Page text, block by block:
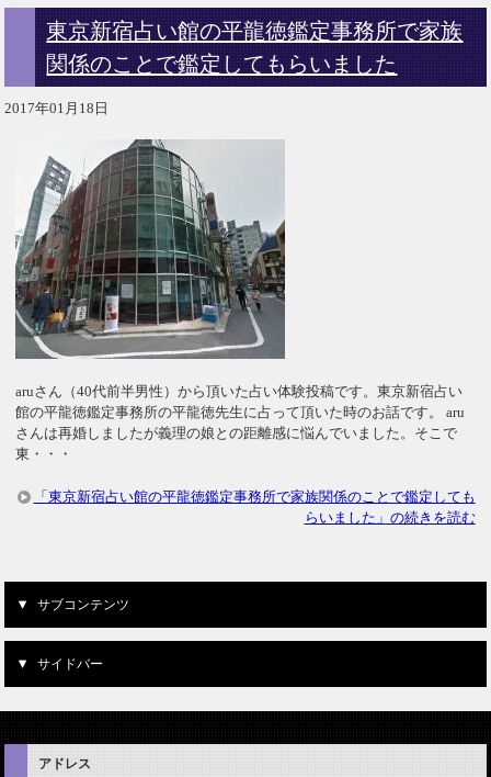
東京新宿占い館の平龍徳鑑定事務所で家族
関係のことで鑑定してもらいました
2017年01月18日
aruさん（40代前半男性）から頂いた占い体験投稿です。東京新宿占い
館の平龍徳鑑定事務所の平龍徳先生に占って頂いた時のお話です。 aru
さんは再婚しましたが義理の娘との距離感に悩んでいました。そこで
東・・・
「東京新宿占い館の平龍徳鑑定事務所で家族関係のことで鑑定しても
らいました」の続きを読む
サブコンテンツ
サイドバー
アドレス